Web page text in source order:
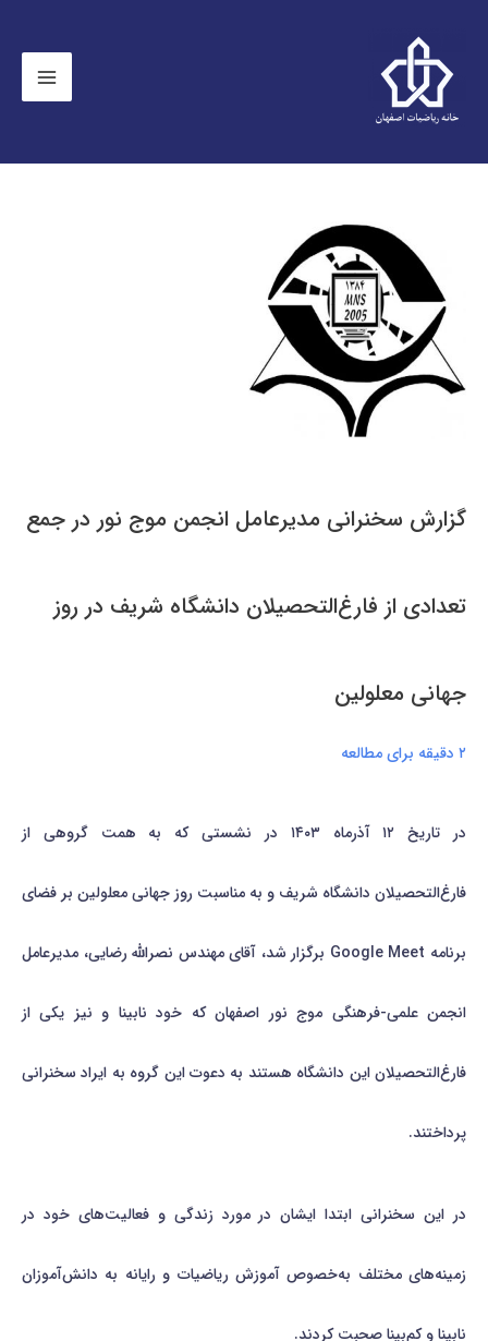
گزارش سخنرانی مدیرعامل انجمن موج نور در جمع
تعدادی از فارغ‌التحصیلان دانشگاه شریف در روز
جهانی معلولین
۲ دقیقه برای مطالعه
در تاریخ ۱۲ آذرماه ۱۴۰۳ در نشستی که به همت گروهی از
فارغ‌التحصیلان دانشگاه شریف و به مناسبت روز جهانی معلولین بر فضای
برنامه Google Meet برگزار شد، آقای مهندس نصرالله رضایی، مدیرعامل
انجمن علمی-فرهنگی موج نور اصفهان که خود نابینا و نیز یکی از
فارغ‌التحصیلان این دانشگاه هستند به دعوت این گروه به ایراد سخنرانی
پرداختند.
در این سخنرانی ابتدا ایشان در مورد زندگی و فعالیت‌های خود در
زمینه‌های مختلف به‌خصوص آموزش ریاضیات و رایانه به دانش‌آموزان
نابینا و کم‌بینا صحبت کردند.